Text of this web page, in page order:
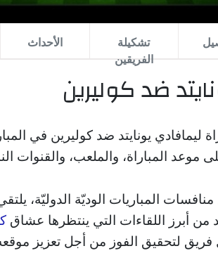
تشكيلة
الفريقين
الأحداث
ضد كوليرين
يونايتد ضد كوليرين في
المباريات الوديّة الدوليّة،
من أبرز اللقاءات التي ينتظرها عشاق
لتحقيق الفوز من أجل تعزيز